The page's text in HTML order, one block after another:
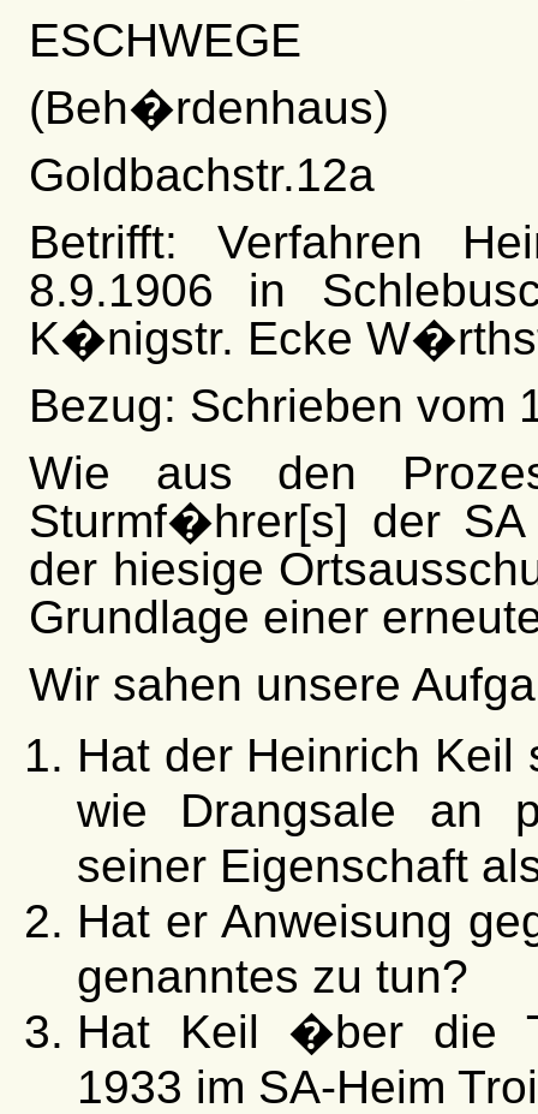
ESCHWEGE
(Beh�rdenhaus)
Goldbachstr.12a
Betrifft: Verfahren
8.9.1906 in
K�nigstr. Ecke
Bezug: Schrieben vom
Wie aus den
Sturmf�hrer[s] der
der hiesige
Grundlage einer
Wir sahen unsere
Hat der Heinrich Keil
wie Drangsale an
seiner Eigenschaft
Hat er Anweisung
genanntes zu tun?
Hat Keil �ber die
1933 im SA-Heim